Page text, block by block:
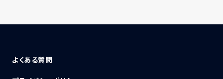
よくある質問